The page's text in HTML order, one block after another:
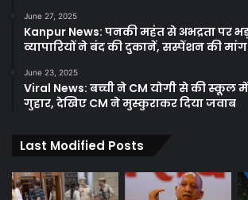
June 27, 2025
Kanpur News: पनकी महंत से अभद्रता पर
व्यापारियों ने बंद की दुकानें, सस्पेंशन की
June 23, 2025
Viral News: बच्ची ने CM योगी से की स्कूल
गुहार, देखिए CM ने मुस्कुराकर दिया जवाब
Last Modified Posts